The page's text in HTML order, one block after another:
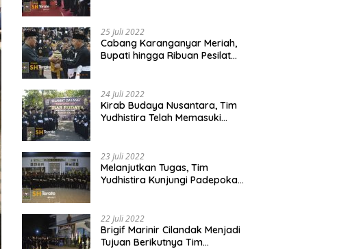
25 Juli 2022
Cabang Karanganyar Meriah,
Bupati hingga Ribuan Pesilat
24 Juli 2022
Kirab Budaya Nusantara, Tim
Yudhistira Telah Memasuki
23 Juli 2022
Melanjutkan Tugas, Tim
Yudhistira Kunjungi Padepokan
22 Juli 2022
Brigif Marinir Cilandak Menjadi
Tujuan Berikutnya Tim